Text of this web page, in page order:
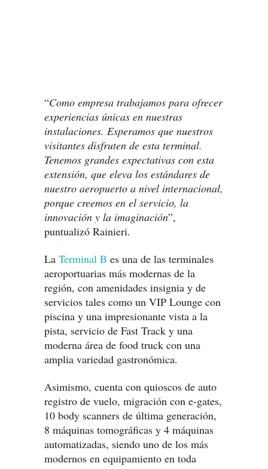
“Como empresa trabajamos para ofrecer
experiencias únicas en nuestras
instalaciones. Esperamos que nuestros
visitantes disfruten de esta terminal.
Tenemos grandes expectativas con esta
extensión, que eleva los estándares de
nuestro aeropuerto a nivel internacional,
porque creemos en el servicio, la
innovación y la imaginación”,
puntualizó Rainieri.
La Terminal B es una de las terminales
aeroportuarias más modernas de la
región, con amenidades insignia y de
servicios tales como un VIP Lounge con
piscina y una impresionante vista a la
pista, servicio de Fast Track y una
moderna área de food truck con una
amplia variedad gastronómica.
Asimismo, cuenta con quioscos de auto
registro de vuelo, migración con e-gates,
10 body scanners de última generación,
8 máquinas tomográficas y 4 máquinas
automatizadas, siendo uno de los más
modernos en equipamiento en toda